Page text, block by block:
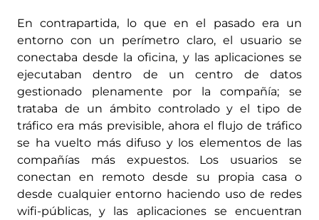
En contrapartida, lo que en el pasado era un
entorno con un perímetro claro, el usuario se
conectaba desde la oficina, y las aplicaciones se
ejecutaban dentro de un centro de datos
gestionado plenamente por la compañía; se
trataba de un ámbito controlado y el tipo de
tráfico era más previsible, ahora el flujo de tráfico
se ha vuelto más difuso y los elementos de las
compañías más expuestos. Los usuarios se
conectan en remoto desde su propia casa o
desde cualquier entorno haciendo uso de redes
wifi-públicas, y las aplicaciones se encuentran